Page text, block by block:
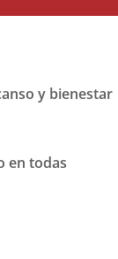
y bienestar
en todas